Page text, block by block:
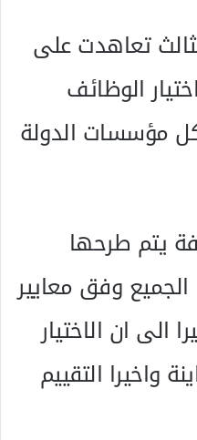
تعاهدت على
الوظائف
مؤسسات الدولة
يتم طرحها
وفق معايير
الى ان الاختيار
واخيرا التقييم